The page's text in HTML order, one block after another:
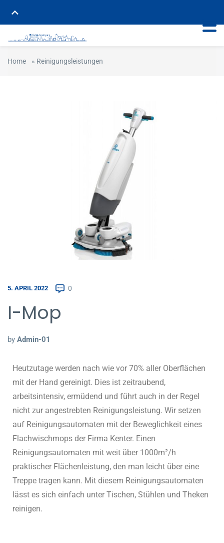
Home » Reinigungsleistungen
5. APRIL 2022 0
I-Mop
by Admin-01
Heutzutage werden nach wie vor 70% aller Oberflächen
mit der Hand gereinigt. Dies ist zeitraubend,
arbeitsintensiv, ermüdend und führt auch in der Regel
nicht zur angestrebten Reinigungsleistung. Wir setzen
auf Reinigungsautomaten mit der Beweglichkeit eines
Flachwischmops der Firma Kenter. Einen
Reinigungsautomaten mit weit über 1000m²/h
praktischer Flächenleistung, den man leicht über eine
Treppe tragen kann. Mit diesem Reinigungsautomaten
lässt es sich einfach unter Tischen, Stühlen und Theken
reinigen.